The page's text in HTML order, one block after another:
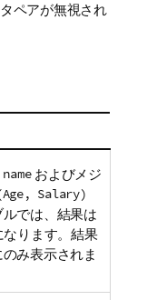
ペアが無視され
およびメジ
Salary)
では、結果は
ります。結果
み表示されま